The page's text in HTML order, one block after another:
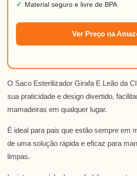
✓
Material seguro e livre de BPA
Ver Preço na
O Saco Esterilizador Girafa E Leão da
sua praticidade e design divertido,
mamadeiras em qualquer lugar.
É ideal para pais que estão sempre em
de uma solução rápida e eficaz para
limpas.